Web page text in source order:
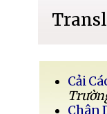
Cải
Chân